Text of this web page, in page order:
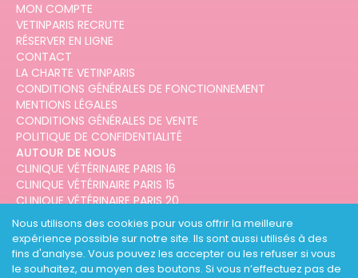
Nous utilisons des cookies pour vous offrir la meilleure
expérience possible sur notre site. Ils sont aussi utilisés à des
fins d'analyse. Vous pouvez les accepter ou les refuser si vous
le souhaitez, au moyen des boutons. Si vous n’effectuez pas de
MON COMPTE
VETINPARIS RECRUTE
RÉSERVER EN LIGNE
CONTACT
LA CHARTE VETINPARIS
CONDITIONS GÉNÉRALES DE FONCTIONNEMENT
MENTIONS LÉGALES
CONDITIONS GÉNÉRALES DE VENTE
POLITIQUE DE CONFIDENTIALITÉ
AUTOUR DE NOUS
CLINIQUE VÉTÉRINAIRE PARIS 16
CLINIQUE VÉTÉRINAIRE PARIS 15
CLINIQUE VÉTÉRINAIRE PARIS 20
CLINIQUE VÉTÉRINAIRE PARIS 12
CLINIQUE VÉTÉRINAIRE PARIS 10
CLINIQUE VÉTÉRINAIRE PARIS 3